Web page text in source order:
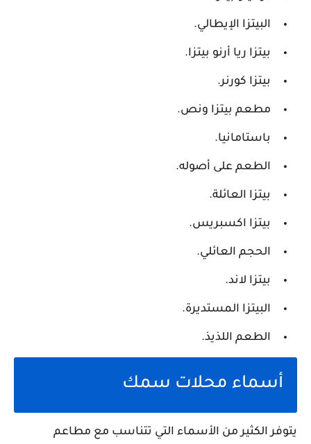
البيتزا الإيطالي.
بيتزا ريا أرنو بيتزا.
بيتزا كورنر.
مطعم بيتزا ونص.
باستامانيا.
الطعم على أصوله.
بيتزا العائلة.
بيتزا اكسبريس.
الحجم العائلي.
بيتزا لاند.
البيتزا المستديرة.
الطعم اللذيذ.
أسماء محلات سمك
يتوفر الكثير من الأسماء التي تتناسب مع مطاعم